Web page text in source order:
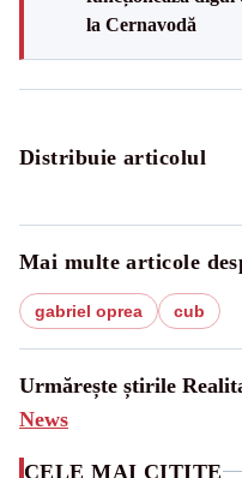
la Cernavodă
Distribuie articolul
Mai multe articole
gabriel oprea cub
Urmărește știrile
News
CELE MAI CITITE